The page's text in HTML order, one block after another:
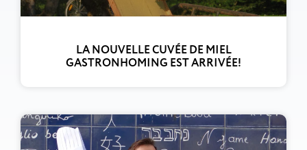
LA NOUVELLE CUVÉE DE MIEL
GASTRONHOMING EST ARRIVÉE!